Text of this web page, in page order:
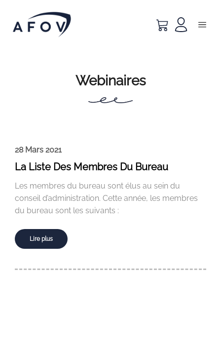
Webinaires
28 Mars 2021
La Liste Des Membres Du Bureau
Les membres du bureau sont élus au sein du
conseil d’administration. Cette année, les membres
du bureau sont les suivants :
Lire plus